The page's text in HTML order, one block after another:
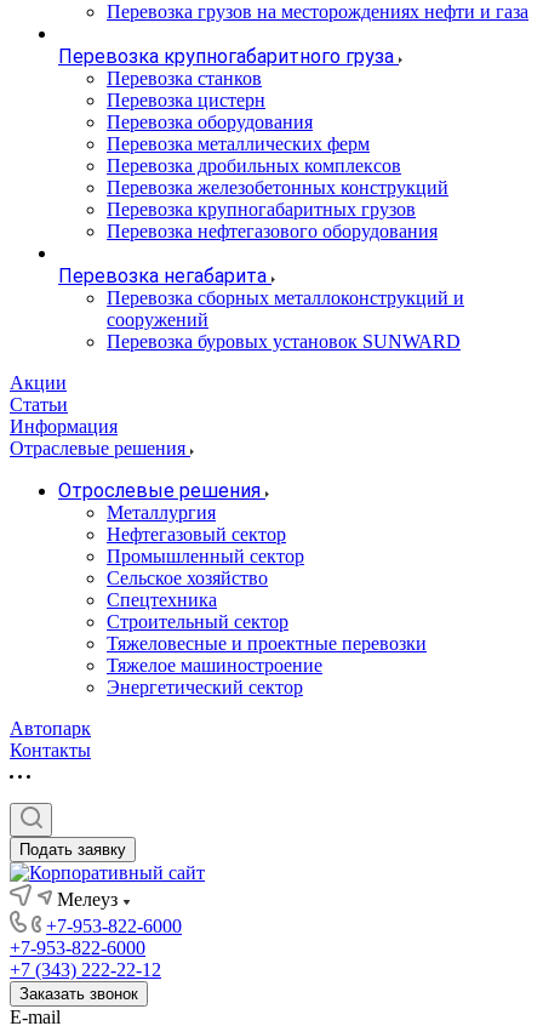
Перевозка грузов на месторождениях нефти и газа
Перевозка крупногабаритного груза
Перевозка станков
Перевозка цистерн
Перевозка оборудования
Перевозка металлических ферм
Перевозка дробильных комплексов
Перевозка железобетонных конструкций
Перевозка крупногабаритных грузов
Перевозка нефтегазового оборудования
Перевозка негабарита
Перевозка сборных металлоконструкций и
сооружений
Перевозка буровых установок SUNWARD
Акции
Статьи
Информация
Отраслевые решения
Отрослевые решения
Металлургия
Нефтегазовый сектор
Промышленный сектор
Сельское хозяйство
Спецтехника
Строительный сектор
Тяжеловесные и проектные перевозки
Тяжелое машиностроение
Энергетический сектор
Автопарк
Контакты
Подать заявку
Мелеуз
+7-953-822-6000
+7-953-822-6000
+7 (343) 222-22-12
Заказать звонок
E-mail